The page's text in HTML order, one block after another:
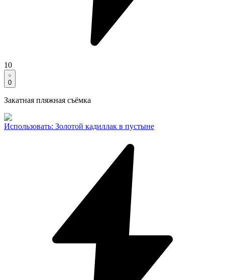
10
0
Закатная пляжная съёмка
Использовать: Золотой кадиллак в пустыне